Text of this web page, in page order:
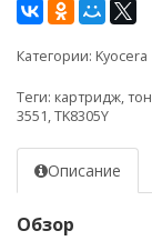
Категории: Kyocera
Теги: картридж,
3551,TK8305Y
Описание
Обзор